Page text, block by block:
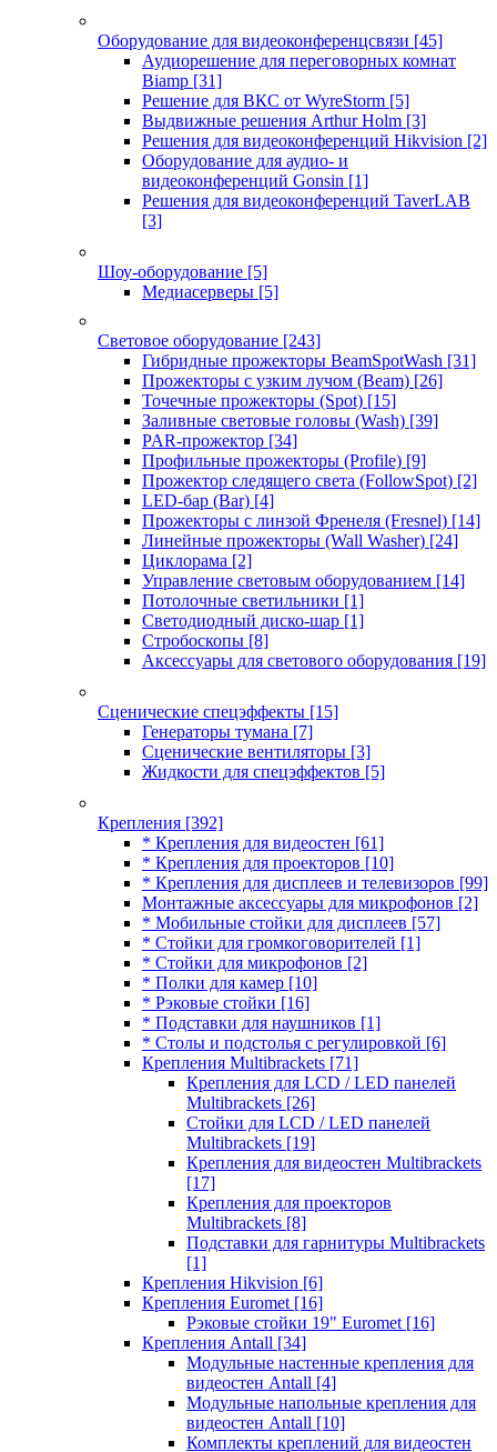
Оборудование для видеоконференцсвязи [45]
Аудиорешение для переговорных комнат
Biamp [31]
Решение для ВКС от WyreStorm [5]
Выдвижные решения Arthur Holm [3]
Решения для видеоконференций Hikvision [2]
Оборудование для аудио- и
видеоконференций Gonsin [1]
Решения для видеоконференций TaverLAB
[3]
Шоу-оборудование [5]
Медиасерверы [5]
Световое оборудование [243]
Гибридные прожекторы BeamSpotWash [31]
Прожекторы с узким лучом (Beam) [26]
Точечные прожекторы (Spot) [15]
Заливные световые головы (Wash) [39]
PAR-прожектор [34]
Профильные прожекторы (Profile) [9]
Прожектор следящего света (FollowSpot) [2]
LED-бар (Bar) [4]
Прожекторы с линзой Френеля (Fresnel) [14]
Линейные прожекторы (Wall Washer) [24]
Циклорама [2]
Управление световым оборудованием [14]
Потолочные светильники [1]
Светодиодный диско-шар [1]
Стробоскопы [8]
Аксессуары для светового оборудования [19]
Сценические спецэффекты [15]
Генераторы тумана [7]
Сценические вентиляторы [3]
Жидкости для спецэффектов [5]
Крепления [392]
* Крепления для видеостен [61]
* Крепления для проекторов [10]
* Крепления для дисплеев и телевизоров [99]
Монтажные аксессуары для микрофонов [2]
* Мобильные стойки для дисплеев [57]
* Стойки для громкоговорителей [1]
* Стойки для микрофонов [2]
* Полки для камер [10]
* Рэковые стойки [16]
* Подставки для наушников [1]
* Столы и подстолья с регулировкой [6]
Крепления Multibrackets [71]
Крепления для LCD / LED панелей
Multibrackets [26]
Стойки для LCD / LED панелей
Multibrackets [19]
Крепления для видеостен Multibrackets
[17]
Крепления для проекторов
Multibrackets [8]
Подставки для гарнитуры Multibrackets
[1]
Крепления Hikvision [6]
Крепления Euromet [16]
Рэковые стойки 19" Euromet [16]
Крепления Antall [34]
Модульные настенные крепления для
видеостен Antall [4]
Модульные напольные крепления для
видеостен Antall [10]
Комплекты креплений для видеостен